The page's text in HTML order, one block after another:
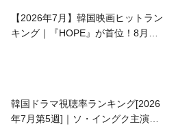
【2026年7月】韓国映画ヒットラン
キング｜『HOPE』が首位！8月公
韓国ドラマ視聴率ランキング[2026
年7月第5週]｜ソ・イングク主演の